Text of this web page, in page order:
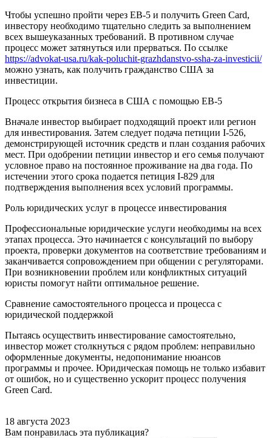
Чтобы успешно пройти через EB-5 и получить Green Card,
инвестору необходимо тщательно следить за выполнением
всех вышеуказанных требований. В противном случае
процесс может затянуться или прерваться. По ссылке
https://advokat-usa.ru/kak-poluchit-grazhdanstvo-ssha-za-investicii/
можно узнать, как получить гражданство США за
инвестиции.
Процесс открытия бизнеса в США с помощью EB-5
Вначале инвестор выбирает подходящий проект или регион
для инвестирования. Затем следует подача петиции I-526,
демонстрирующей источник средств и план создания рабочих
мест. При одобрении петиции инвестор и его семья получают
условное право на постоянное проживание на два года. По
истечении этого срока подается петиция I-829 для
подтверждения выполнения всех условий программы.
Роль юридических услуг в процессе инвестирования
Профессиональные юридические услуги необходимы на всех
этапах процесса. Это начинается с консультаций по выбору
проекта, проверки документов на соответствие требованиям и
заканчивается сопровождением при общении с регуляторами.
При возникновении проблем или конфликтных ситуаций
юристы помогут найти оптимальное решение.
Сравнение самостоятельного процесса и процесса с
юридической поддержкой
Пытаясь осуществить инвестирование самостоятельно,
инвестор может столкнуться с рядом проблем: неправильно
оформленные документы, недопонимание нюансов
программы и прочее. Юридическая помощь не только избавит
от ошибок, но и существенно ускорит процесс получения
Green Card.
18 августа 2023
Вам понравилась эта публикация?